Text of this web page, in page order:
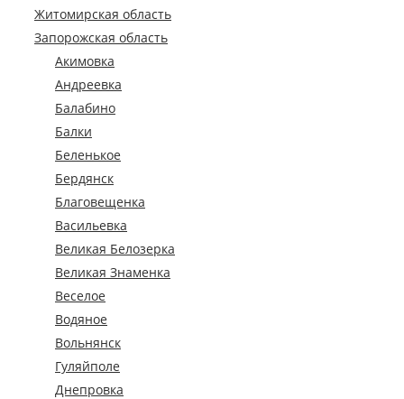
Житомирская область
Запорожская область
Акимовка
Андреевка
Балабино
Балки
Беленькое
Бердянск
Благовещенка
Васильевка
Великая Белозерка
Великая Знаменка
Веселое
Водяное
Вольнянск
Гуляйполе
Днепровка